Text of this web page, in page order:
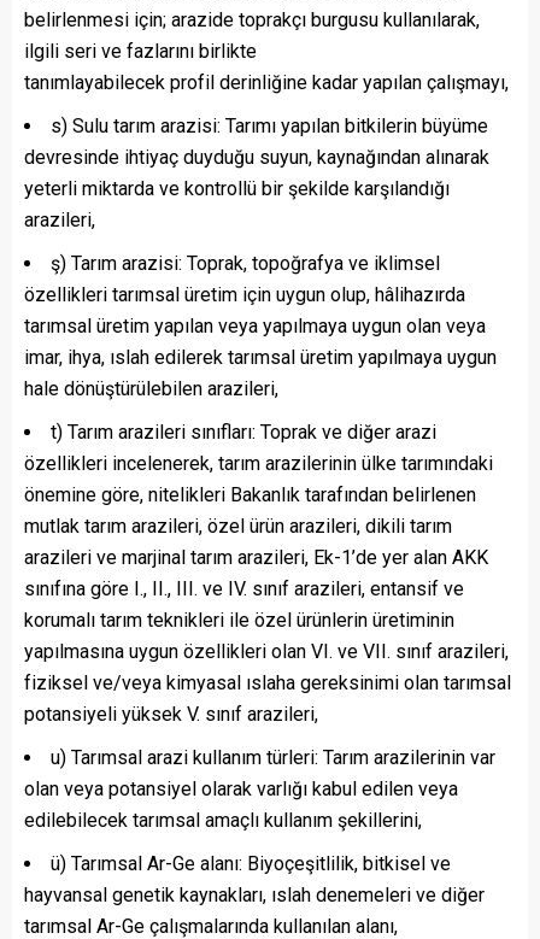
belirlenmesi için; arazide toprakçı burgusu kullanılarak,
ilgili seri ve fazlarını birlikte
tanımlayabilecek profil derinliğine kadar yapılan çalışmayı,
s) Sulu tarım arazisi: Tarımı yapılan bitkilerin büyüme
devresinde ihtiyaç duyduğu suyun, kaynağından alınarak
yeterli miktarda ve kontrollü bir şekilde karşılandığı
arazileri,
ş) Tarım arazisi: Toprak, topoğrafya ve iklimsel
özellikleri tarımsal üretim için uygun olup, hâlihazırda
tarımsal üretim yapılan veya yapılmaya uygun olan veya
imar, ihya, ıslah edilerek tarımsal üretim yapılmaya uygun
hale dönüştürülebilen arazileri,
t) Tarım arazileri sınıfları: Toprak ve diğer arazi
özellikleri incelenerek, tarım arazilerinin ülke tarımındaki
önemine göre, nitelikleri Bakanlık tarafından belirlenen
mutlak tarım arazileri, özel ürün arazileri, dikili tarım
arazileri ve marjinal tarım arazileri, Ek-1’de yer alan AKK
sınıfına göre I., II., III. ve IV. sınıf arazileri, entansif ve
korumalı tarım teknikleri ile özel ürünlerin üretiminin
yapılmasına uygun özellikleri olan VI. ve VII. sınıf arazileri,
fiziksel ve/veya kimyasal ıslaha gereksinimi olan tarımsal
potansiyeli yüksek V. sınıf arazileri,
u) Tarımsal arazi kullanım türleri: Tarım arazilerinin var
olan veya potansiyel olarak varlığı kabul edilen veya
edilebilecek tarımsal amaçlı kullanım şekillerini,
ü) Tarımsal Ar-Ge alanı: Biyoçeşitlilik, bitkisel ve
hayvansal genetik kaynakları, ıslah denemeleri ve diğer
tarımsal Ar-Ge çalışmalarında kullanılan alanı,